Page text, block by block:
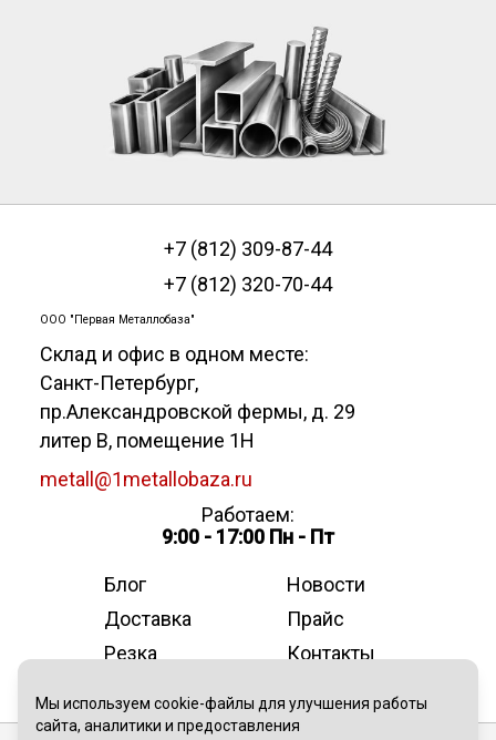
+7 (812) 309-87-44
+7 (812) 320-70-44
ООО "Первая Металлобаза"
Склад и офис в одном месте:
Санкт-Петербург,
пр.Александровской фермы, д. 29
литер В, помещение 1Н
metall@1metallobaza.ru
Работаем:
9:00 - 17:00 Пн - Пт
Блог
Новости
Доставка
Прайс
Резка
Контакты
Мы используем cookie-файлы для улучшения работы
сайта, аналитики и предоставления